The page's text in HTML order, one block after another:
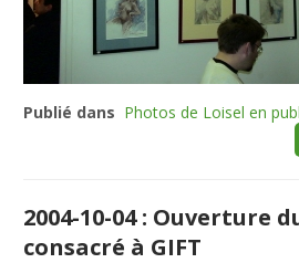
Publié dans Photos de Loisel en
2004-10-04 : Ouverture
consacré à GIFT